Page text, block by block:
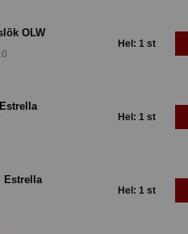
OLW
Hel: 1 st
Hel: 1 st
Estrella
Hel: 1 st